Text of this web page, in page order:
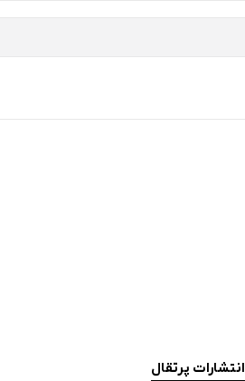
انتشارات پرتقال